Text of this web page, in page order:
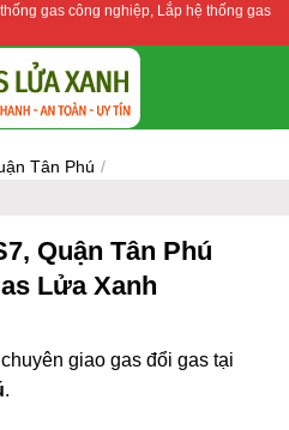
gas công nghiệp, Lắp hệ thống gas
Tân Phú /
Quận Tân Phú
Lửa Xanh
chuyên giao gas đổi gas tại
.